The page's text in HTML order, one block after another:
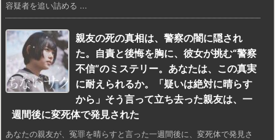
容疑者を追い詰める ...
親友の死の真相は、警察の闇に隠され
た。自責と後悔を胸に、彼女が挑む“警察
不信”のミステリー。あなたは、この真実
に耐えられるか。「疑いは絶対に晴らす
から」そう言って立ち去った親友は、一
週間後に変死体で発見された
あなたの親友が、冤罪を晴らすと言った一週間後に、変死体で発見さ